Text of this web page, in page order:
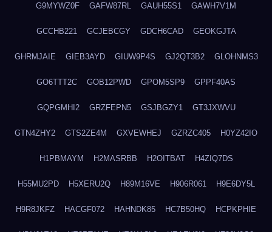
G9MYWZ0F GAFW87RL GAUH55S1 GAWH7V1M
GCCHB221 GCJEBCGY GDCH6CAD GEOKGJTA
GHRMJAIE GIEB3AYD GIUW9P4S GJ2QT3B2 GLOHNMS3
GO6TTT2C GOB12PWD GPOM5SP9 GPPF40AS
GQPGMHI2 GRZFEPN5 GSJBGZY1 GT3JXWVU
GTN4ZHY2 GTS2ZE4M GXVEWHEJ GZRZC405 H0YZ42IO
H1PBMAYM H2MASRBB H2OITBAT H4ZIQ7DS
H55MU2PD H5XERU2Q H89M16VE H906R061 H9E6DY5L
H9R8JKFZ HACGF072 HAHNDK85 HC7B50HQ HCPKPHIE